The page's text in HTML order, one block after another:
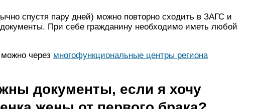
спустя пару дней) можно повторно сходить в ЗАГС и
При себе гражданину необходимо иметь любой
через многофункциональные центры региона
документы, если я хочу